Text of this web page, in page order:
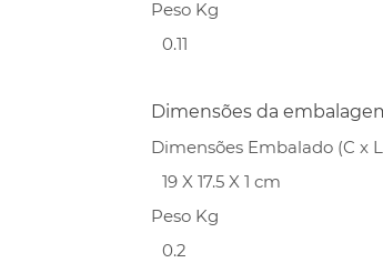
Peso Kg
0.11
Dimensões da
Dimensões Embalado (C x
19 X 17.5 X 1 cm
Peso Kg
0.2